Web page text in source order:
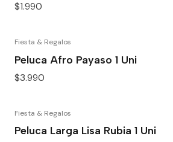
$1.990
Fiesta & Regalos
Peluca Afro Payaso 1 Uni
$3.990
Fiesta & Regalos
Peluca Larga Lisa Rubia 1 Uni